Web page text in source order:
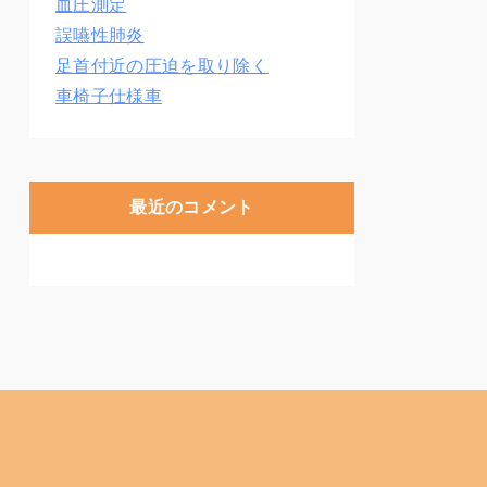
血圧測定
誤嚥性肺炎
足首付近の圧迫を取り除く
車椅子仕様車
最近のコメント